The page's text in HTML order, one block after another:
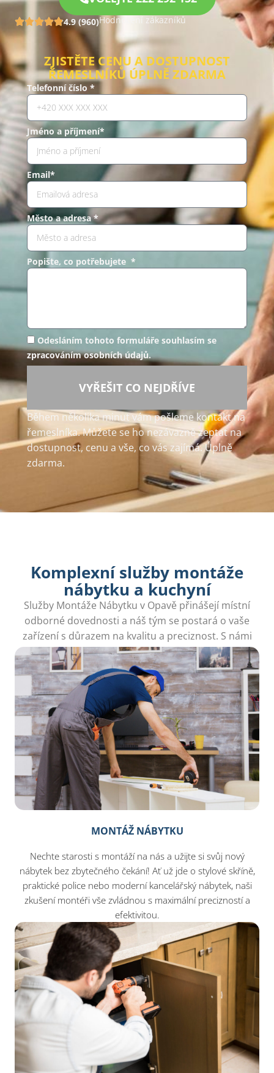
4.9 (960)Hodnocení zákazníků
ZJISTĚTE CENU A DOSTUPNOST
ŘEMESLNÍKŮ ÚPLNĚ ZDARMA
Telefonní číslo *
Jméno a příjmení*
Email*
Město a adresa *
Popište, co potřebujete *
Odesláním tohoto formuláře souhlasím se
zpracováním osobních údajů.
VYŘEŠIT CO NEJDŘÍVE
Během několika minut vám pošleme kontakt na
řemeslníka. Můžete se ho nezávazně zeptat na
dostupnost, cenu a vše, co vás zajímá. Úplně
zdarma.
Komplexní služby montáže
nábytku a kuchyní
Služby Montáže Nábytku v Opavě přinášejí místní
odborné dovednosti a náš tým se postará o vaše
zařízení s důrazem na kvalitu a preciznost. S námi
vše snadno zvládnete.
MONTÁŽ NÁBYTKU
Nechte starosti s montáží na nás a užijte si svůj nový
nábytek bez zbytečného čekání! Ať už jde o stylové skříně,
praktické police nebo moderní kancelářský nábytek, naši
zkušení montéři vše zvládnou s maximální precizností a
efektivitou.